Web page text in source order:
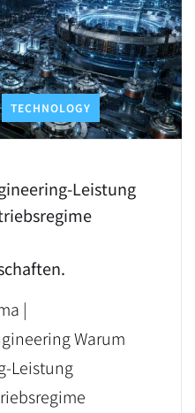
TECHNOLOGY
Leistung
|
Warum
Leistung